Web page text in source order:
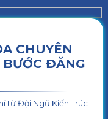
CHUYÊN
ĐĂNG
từ Đội Ngũ Kiến Trúc